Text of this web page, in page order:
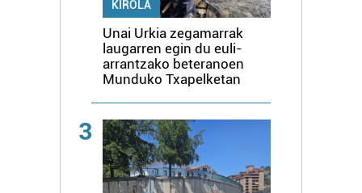
KIROLA
Unai Urkia zegamarrak
laugarren egin du euli-
arrantzako beteranoen
Munduko Txapelketan
3